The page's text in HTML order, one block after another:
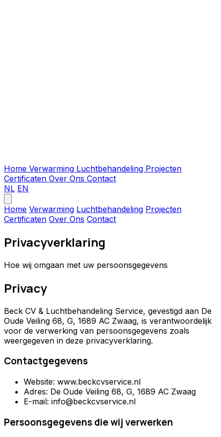
Home Verwarming Luchtbehandeling Projecten
Certificaten Over Ons Contact
NL EN
Home Verwarming Luchtbehandeling Projecten
Certificaten Over Ons Contact
Privacyverklaring
Hoe wij omgaan met uw persoonsgegevens
Privacy
Beck CV & Luchtbehandeling Service, gevestigd aan De
Oude Veiling 68, G, 1689 AC Zwaag, is verantwoordelijk
voor de verwerking van persoonsgegevens zoals
weergegeven in deze privacyverklaring.
Contactgegevens
Website: www.beckcvservice.nl
Adres: De Oude Veiling 68, G, 1689 AC Zwaag
E-mail: info@beckcvservice.nl
Persoonsgegevens die wij verwerken